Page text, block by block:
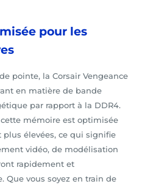
pour les
pointe, la Corsair Vengeance
en matière de bande
par rapport à la DDR4.
mémoire est optimisée
plus élevées, ce qui signifie
vidéo, de modélisation
rapidement et
Que vous soyez en train de